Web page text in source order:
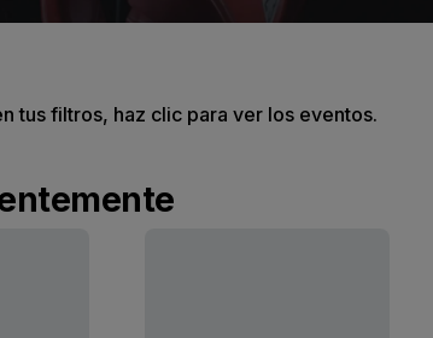
tus filtros, haz clic para ver los eventos.